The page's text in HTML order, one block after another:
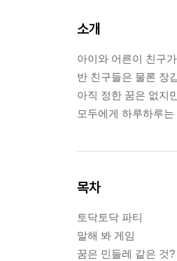
소개
아이와 어른이 친구
반 친구들은 물론 장
아직 정한 꿈은 없지
모두에게 하루하루
목차
토닥토닥 파티
말해 봐 게임
꿈은 민들레 같은 것?